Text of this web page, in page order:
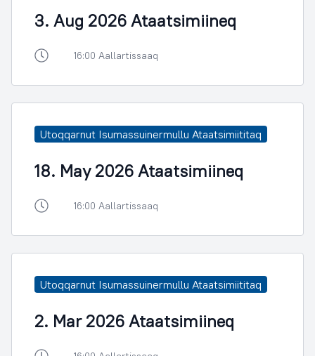
3. Aug 2026 Ataatsimiineq
16:00 Aallartissaaq
Utoqqarnut Isumassuinermullu Ataatsimiititaq
18. May 2026 Ataatsimiineq
16:00 Aallartissaaq
Utoqqarnut Isumassuinermullu Ataatsimiititaq
2. Mar 2026 Ataatsimiineq